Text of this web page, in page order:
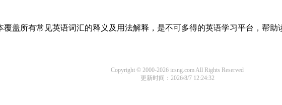
盖所有常见英语词汇的释义及用法解释，是不可多得的英语学习平台，帮助
Copyright © 2000-2026 icsng.com All Rights Reserved
更新时间：2026/8/7 12:24:32